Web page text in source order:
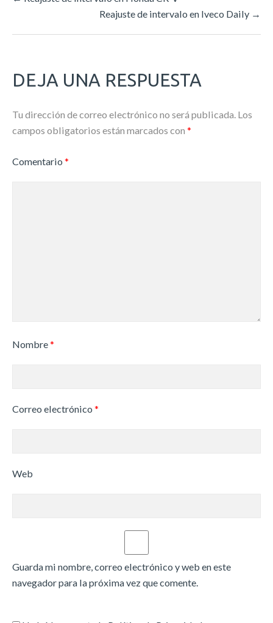
Reajuste de intervalo en Iveco Daily →
DEJA UNA RESPUESTA
Tu dirección de correo electrónico no será publicada. Los
campos obligatorios están marcados con *
Comentario *
Nombre*
Correo electrónico *
Web
Guarda mi nombre, correo electrónico y web en este
navegador para la próxima vez que comente.